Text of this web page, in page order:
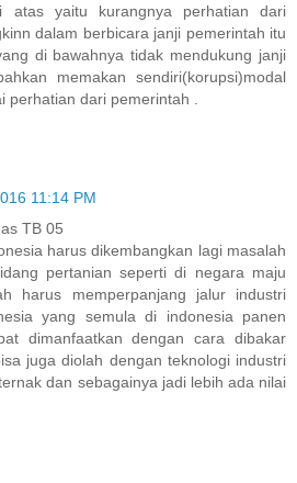
yaitu kurangnya perhatian dari
dalam berbicara janji pemerintah itu
di bawahnya tidak mendukung janji
memakan sendiri(korupsi)modal
perhatian dari pemerintah .
11:14 PM
TB 05
harus dikembangkan lagi masalah
pertanian seperti di negara maju
harus memperpanjang jalur industri
yang semula di indonesia panen
dimanfaatkan dengan cara dibakar
juga diolah dengan teknologi industri
dan sebagainya jadi lebih ada nilai